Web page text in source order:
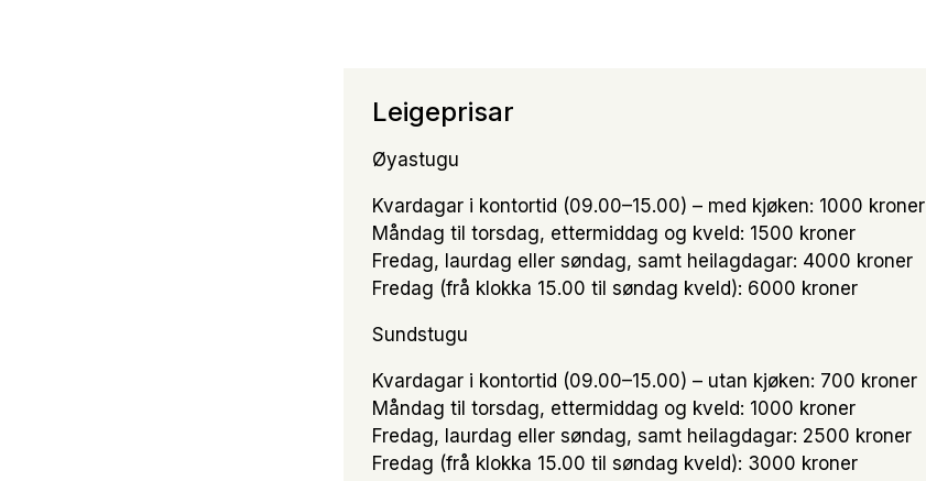
Leigeprisar
Øyastugu
Kvardagar i kontortid (09.00–15.00) – med kjøken: 1000 kroner
Måndag til torsdag, ettermiddag og kveld: 1500 kroner
Fredag, laurdag eller søndag, samt heilagdagar: 4000 kroner
Fredag (frå klokka 15.00 til søndag kveld): 6000 kroner
Sundstugu
Kvardagar i kontortid (09.00–15.00) – utan kjøken: 700 kroner
Måndag til torsdag, ettermiddag og kveld: 1000 kroner
Fredag, laurdag eller søndag, samt heilagdagar: 2500 kroner
Fredag (frå klokka 15.00 til søndag kveld): 3000 kroner